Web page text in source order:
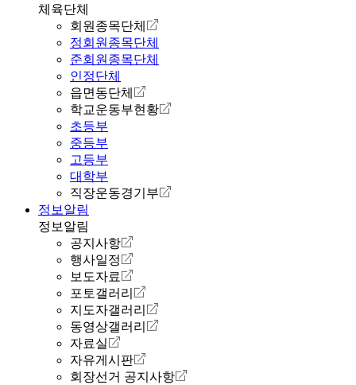
체육단체
회원종목단체
정회원종목단체
준회원종목단체
인정단체
읍면동단체
학교운동부현황
초등부
중등부
고등부
대학부
직장운동경기부
정보알림
정보알림
공지사항
행사일정
보도자료
포토갤러리
지도자갤러리
동영상갤러리
자료실
자유게시판
회장선거 공지사항